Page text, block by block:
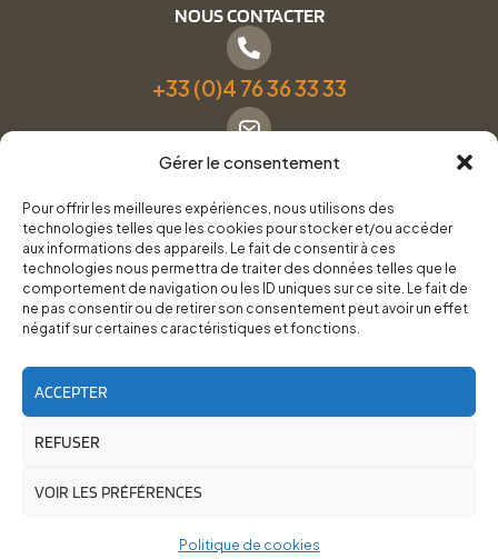
Gérer le consentement
Pour offrir les meilleures expériences, nous utilisons des
technologies telles que les cookies pour stocker et/ou accéder
aux informations des appareils. Le fait de consentir à ces
technologies nous permettra de traiter des données telles que le
comportement de navigation ou les ID uniques sur ce site. Le fait de
ne pas consentir ou de retirer son consentement peut avoir un effet
négatif sur certaines caractéristiques et fonctions.
ACCEPTER
REFUSER
VOIR LES PRÉFÉRENCES
Politique de cookies
NOUS CONTACTER
+33 (0)4 76 36 33 33
Formulaire de contact
Pneus Services Loisirs - Garage Point S - 28 Bd Denfert
Rochereau, 38500 Voiron
RoadTrip Équipement/Pneus Services Loisirs - 2026